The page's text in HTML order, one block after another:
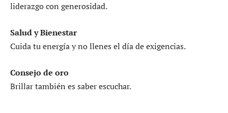
liderazgo con generosidad.
Salud y Bienestar
Cuida tu energía y no llenes el día de exigencias.
Consejo de oro
Brillar también es saber escuchar.